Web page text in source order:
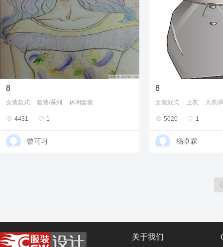
8
女装款式 套装/系列 休闲套装
 4431  1
曾可习
8
女装款式 上衣 大衣/
 5020  1
杨卓霖
关于我们